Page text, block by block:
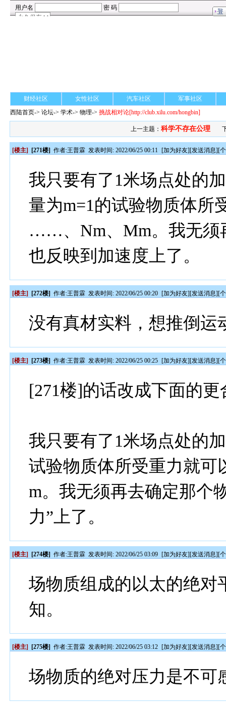
财经社区 女性社区 汽车社区
军事社区
西陆首页->论坛->学术-> 物理->挑战相对论[http://club.xilu.com/hongbin]
上一主题： 科学不存在公理
[楼主] [271楼] 作者:王普霖 发表时间: 2022/06/25 00:11 [加为好友][发送消息][
我只要有了1米场点处的
量为m=1的试验物质体所
……、Nm、Mm。我无须
也反映到加速度上了。
[楼主] [272楼] 作者:王普霖 发表时间: 2022/06/25 00:20 [加为好友][发送消息][
没有真材实料，想推倒运
[楼主] [273楼] 作者:王普霖 发表时间: 2022/06/25 00:25 [加为好友][发送消息][
[271楼]的话改成下面的更
我只要有了1米场点处的
试验物质体所受重力就
m。我无须再去确定那个
力”上了。
[楼主] [274楼] 作者:王普霖 发表时间: 2022/06/25 03:09 [加为好友][发送消息][
场物质组成的以太的绝对
知。
[楼主] [275楼] 作者:王普霖 发表时间: 2022/06/25 03:12 [加为好友][发送消息][
场物质的绝对压力是不可